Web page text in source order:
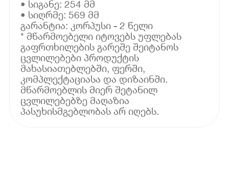
• სიგანე: 254 მმ
• სიღრმე: 569 მმ
გარანტია: კორპუსი - 2 წელი
* მწარმოებელი იტოვებს უფლებას
გაფრთხილების გარეშე შეიტანოს
ცვლილებები პროდუქტის
მახასიათებლებში, ფერში,
კომპლექტაციასა და დიზაინში.
მწარმოებლის მიერ შეტანილ
ცვლილებებზე მაღაზია
პასუხისმგებლობას არ იღებს.